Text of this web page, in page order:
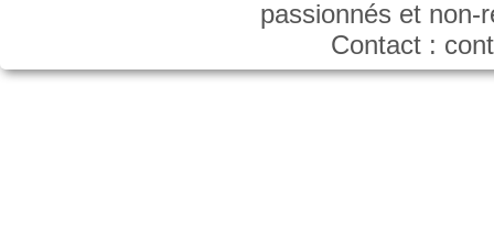
passionnés et
Contact :